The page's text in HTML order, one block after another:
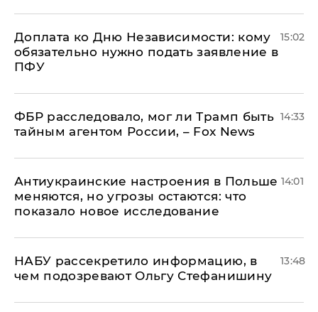
Доплата ко Дню Независимости: кому
обязательно нужно подать заявление в
ПФУ
15:02
ФБР расследовало, мог ли Трамп быть
тайным агентом России, – Fox News
14:33
Антиукраинские настроения в Польше
меняются, но угрозы остаются: что
показало новое исследование
14:01
НАБУ рассекретило информацию, в
чем подозревают Ольгу Стефанишину
13:48